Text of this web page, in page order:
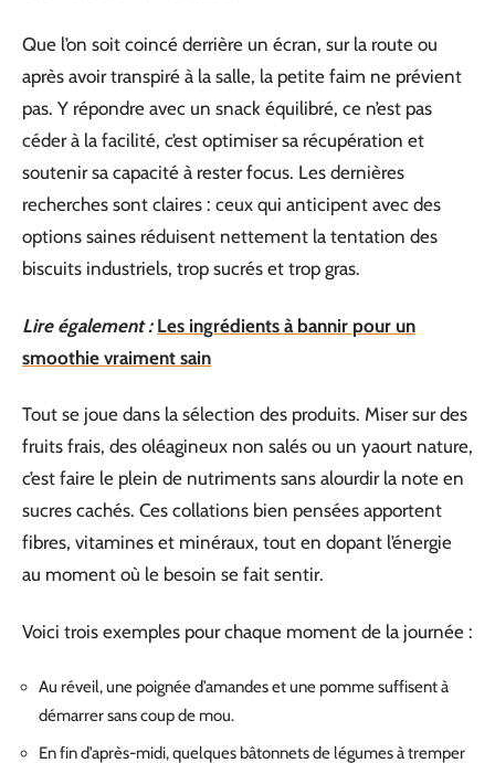
Que l’on soit coincé derrière un écran, sur la route ou
après avoir transpiré à la salle, la petite faim ne prévient
pas. Y répondre avec un snack équilibré, ce n’est pas
céder à la facilité, c’est optimiser sa récupération et
soutenir sa capacité à rester focus. Les dernières
recherches sont claires : ceux qui anticipent avec des
options saines réduisent nettement la tentation des
biscuits industriels, trop sucrés et trop gras.
Lire également : Les ingrédients à bannir pour un
smoothie vraiment sain
Tout se joue dans la sélection des produits. Miser sur des
fruits frais, des oléagineux non salés ou un yaourt nature,
c’est faire le plein de nutriments sans alourdir la note en
sucres cachés. Ces collations bien pensées apportent
fibres, vitamines et minéraux, tout en dopant l’énergie
au moment où le besoin se fait sentir.
Voici trois exemples pour chaque moment de la journée :
Au réveil, une poignée d’amandes et une pomme suffisent à
démarrer sans coup de mou.
En fin d’après-midi, quelques bâtonnets de légumes à tremper